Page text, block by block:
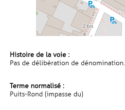
Histoire de la voie :
Pas de délibération de dénomination.
Terme normalisé :
Puits-Rond (impasse du)